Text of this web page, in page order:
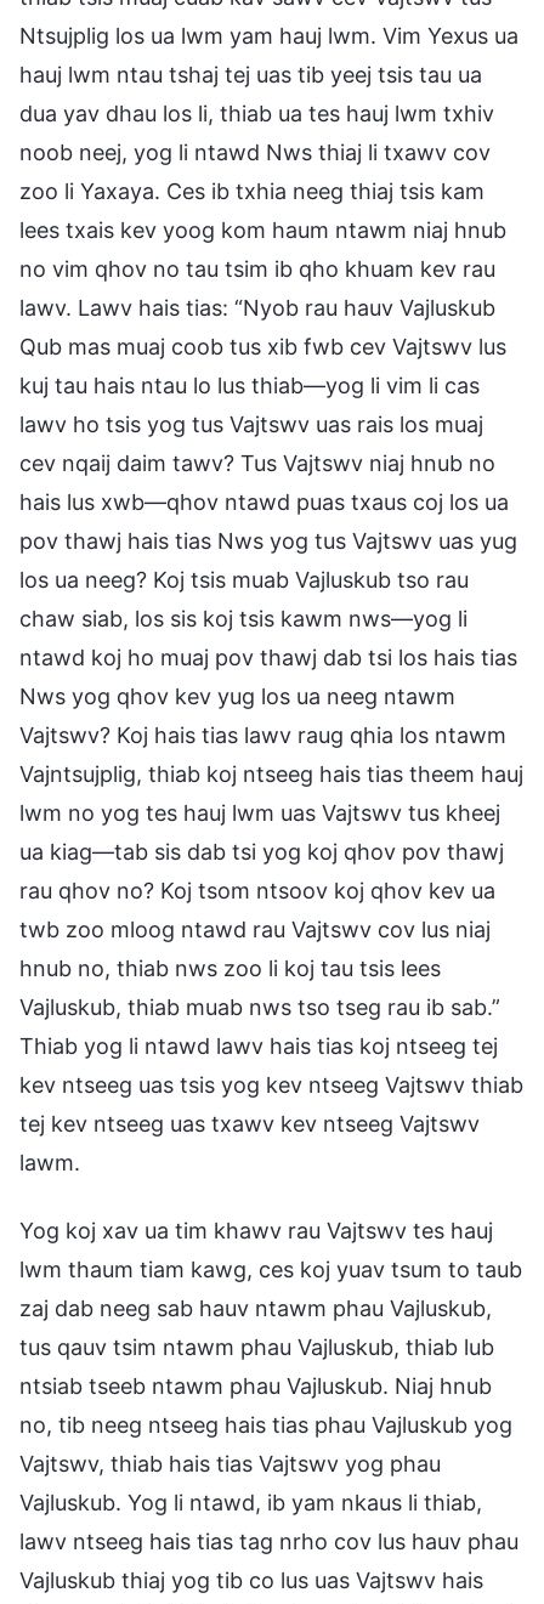
Ntsujplig los ua lwm yam hauj lwm. Vim Yexus ua
hauj lwm ntau tshaj tej uas tib yeej tsis tau ua
dua yav dhau los li, thiab ua tes hauj lwm txhiv
noob neej, yog li ntawd Nws thiaj li txawv cov
zoo li Yaxaya. Ces ib txhia neeg thiaj tsis kam
lees txais kev yoog kom haum ntawm niaj hnub
no vim qhov no tau tsim ib qho khuam kev rau
lawv. Lawv hais tias: “Nyob rau hauv Vajluskub
Qub mas muaj coob tus xib fwb cev Vajtswv lus
kuj tau hais ntau lo lus thiab—yog li vim li cas
lawv ho tsis yog tus Vajtswv uas rais los muaj
cev nqaij daim tawv? Tus Vajtswv niaj hnub no
hais lus xwb—qhov ntawd puas txaus coj los ua
pov thawj hais tias Nws yog tus Vajtswv uas yug
los ua neeg? Koj tsis muab Vajluskub tso rau
chaw siab, los sis koj tsis kawm nws—yog li
ntawd koj ho muaj pov thawj dab tsi los hais tias
Nws yog qhov kev yug los ua neeg ntawm
Vajtswv? Koj hais tias lawv raug qhia los ntawm
Vajntsujplig, thiab koj ntseeg hais tias theem hauj
lwm no yog tes hauj lwm uas Vajtswv tus kheej
ua kiag—tab sis dab tsi yog koj qhov pov thawj
rau qhov no? Koj tsom ntsoov koj qhov kev ua
twb zoo mloog ntawd rau Vajtswv cov lus niaj
hnub no, thiab nws zoo li koj tau tsis lees
Vajluskub, thiab muab nws tso tseg rau ib sab.”
Thiab yog li ntawd lawv hais tias koj ntseeg tej
kev ntseeg uas tsis yog kev ntseeg Vajtswv thiab
tej kev ntseeg uas txawv kev ntseeg Vajtswv
lawm.
Yog koj xav ua tim khawv rau Vajtswv tes hauj
lwm thaum tiam kawg, ces koj yuav tsum to taub
zaj dab neeg sab hauv ntawm phau Vajluskub,
tus qauv tsim ntawm phau Vajluskub, thiab lub
ntsiab tseeb ntawm phau Vajluskub. Niaj hnub
no, tib neeg ntseeg hais tias phau Vajluskub yog
Vajtswv, thiab hais tias Vajtswv yog phau
Vajluskub. Yog li ntawd, ib yam nkaus li thiab,
lawv ntseeg hais tias tag nrho cov lus hauv phau
Vajluskub thiaj yog tib co lus uas Vajtswv hais